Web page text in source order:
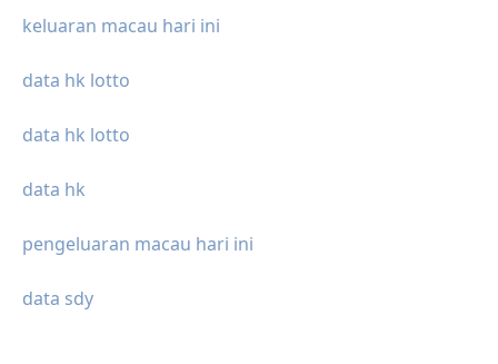
keluaran macau hari ini
data hk lotto
data hk lotto
data hk
pengeluaran macau hari ini
data sdy